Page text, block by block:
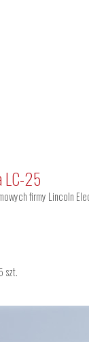
LC-25
firmy Lincoln
szt.